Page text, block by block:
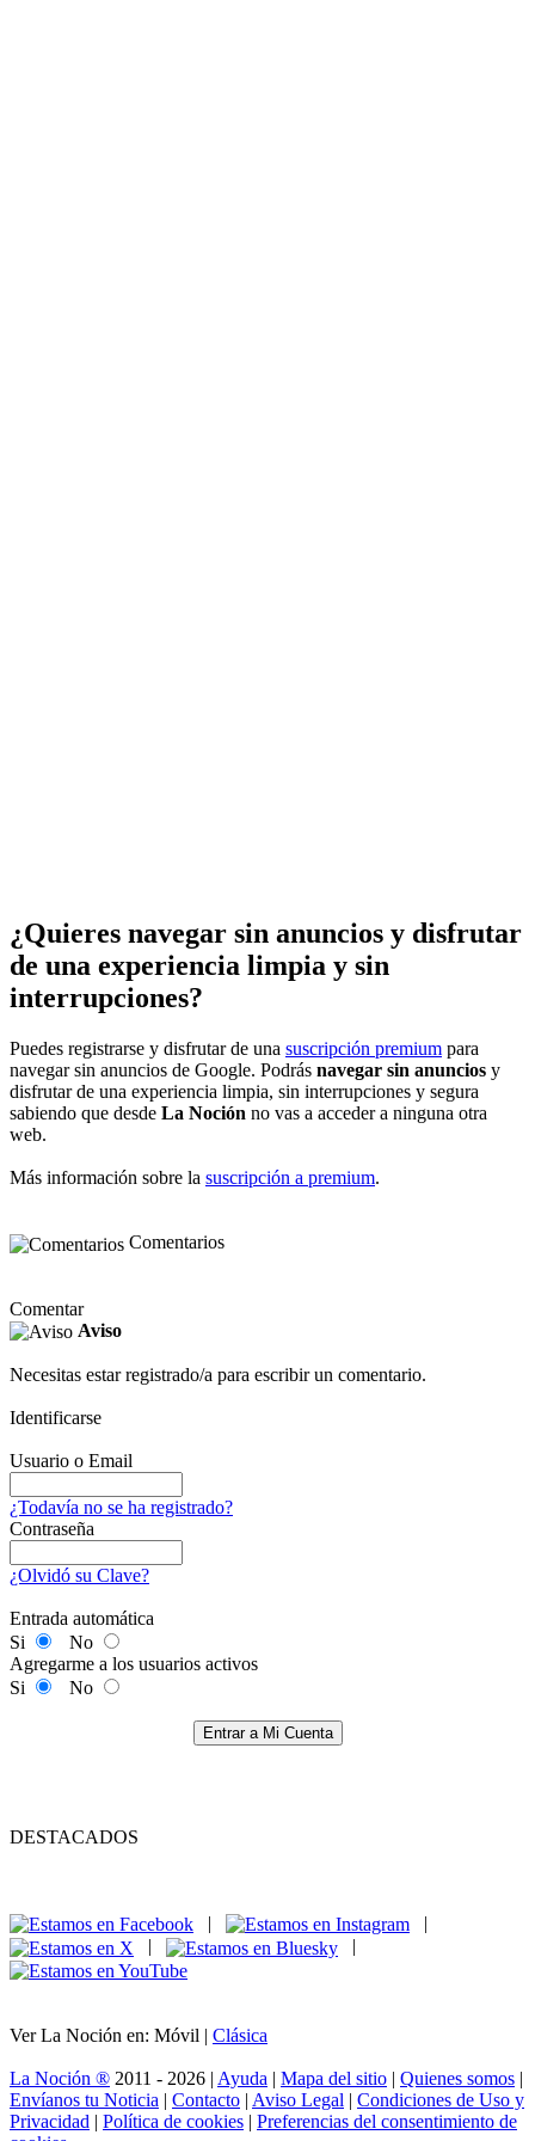
¿Quieres navegar sin anuncios y disfrutar
de una experiencia limpia y sin
interrupciones?
Puedes registrarse y disfrutar de una suscripción premium para
navegar sin anuncios de Google. Podrás navegar sin anuncios y
disfrutar de una experiencia limpia, sin interrupciones y segura
sabiendo que desde La Noción no vas a acceder a ninguna otra
web.
Más información sobre la suscripción a premium.
Comentarios
Comentar
Aviso
Necesitas estar registrado/a para escribir un comentario.
Identificarse
Usuario o Email
¿Todavía no se ha registrado?
Contraseña
¿Olvidó su Clave?
Entrada automática
Si
No
Agregarme a los usuarios activos
Si
No
Entrar a Mi Cuenta
DESTACADOS
|
|
|
|
Ver La Noción en: Móvil | Clásica
La Noción ® 2011 - 2026 | Ayuda | Mapa del sitio | Quienes somos |
Envíanos tu Noticia | Contacto | Aviso Legal | Condiciones de Uso y
Privacidad | Política de cookies | Preferencias del consentimiento de